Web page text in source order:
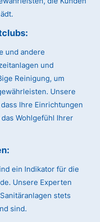
:
und andere
und
Reinigung, um
Unsere
Ihre Einrichtungen
Wohlgefühl Ihrer
:
ein Indikator für die
Unsere Experten
stets
sind.